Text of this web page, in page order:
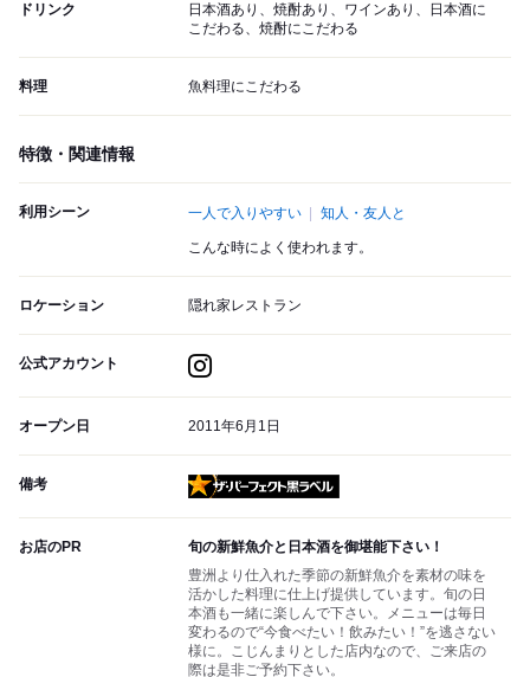
ドリンク
日本酒あり、焼酎あり、ワインあり、日本酒に
こだわる、焼酎にこだわる
料理 魚料理にこだわる
特徴・関連情報
利用シーン 一人で入りやすい 知人・友人と
こんな時によく使われます。
ロケーション 隠れ家レストラン
公式アカウント
オープン日 2011年6月1日
備考
お店のPR
旬の新鮮魚介と日本酒を御堪能下さい！
豊洲より仕入れた季節の新鮮魚介を素材の味を
活かした料理に仕上げ提供しています。旬の日
本酒も一緒に楽しんで下さい。メニューは毎日
変わるので“今食べたい！飲みたい！”を逃さない
様に。こじんまりとした店内なので、ご来店の
際は是非ご予約下さい。